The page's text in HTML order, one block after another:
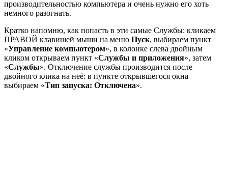
производительностью компьютера и очень нужно его хоть
немного разогнать.
Кратко напомню, как попасть в эти самые Службы: кликаем
ПРАВОЙ клавишей мыши на меню Пуск, выбираем пункт
«Управление компьютером», в колонке слева двойным
кликом открываем пункт «Службы и приложения», затем
«Службы». Отключение службы производится после
двойного клика на неё: в пункте открывшегося окна
выбираем «Тип запуска: Отключена».